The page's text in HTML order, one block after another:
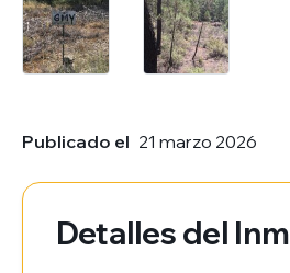
Publicado el 21 marzo 2026
Detalles del